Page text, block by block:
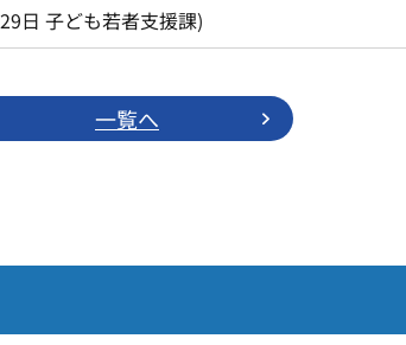
日 子ども若者支援課)
一覧へ